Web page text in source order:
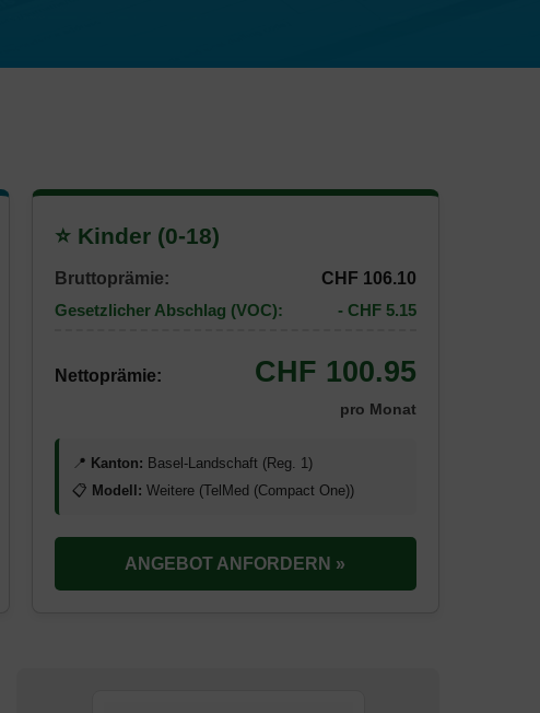
⭐ Kinder (0-18)
Bruttoprämie:
CHF 106.10
Gesetzlicher Abschlag (VOC):
- CHF 5.15
Nettoprämie: CHF 100.95
pro Monat
📍 Kanton: Basel-Landschaft (Reg. 1)
📋 Modell: Weitere (TelMed (Compact One))
ANGEBOT ANFORDERN »